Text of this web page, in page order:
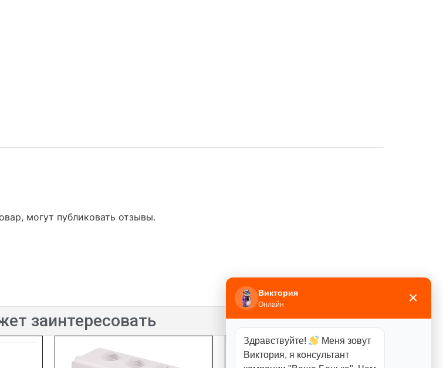
могут публиковать отзывы.
заинтересовать
Виктория
Онлайн ×
Здравствуйте!
Меня зовут
Виктория, я консультант